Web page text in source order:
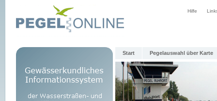
Hilfe
Start Pegelauswahl über Karte